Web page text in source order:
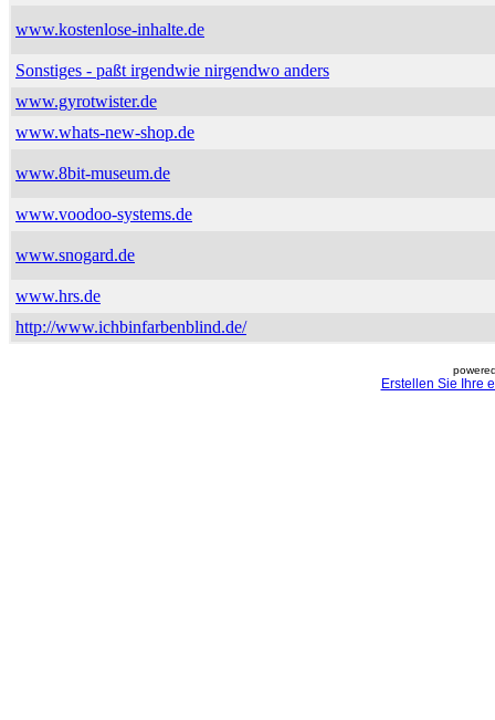
www.kostenlose-inhalte.de
Sonstiges - paßt irgendwie nirgendwo anders
www.gyrotwister.de
www.whats-new-shop.de
www.8bit-museum.de
www.voodoo-systems.de
www.snogard.de
www.hrs.de
http://www.ichbinfarbenblind.de/
Erstellen Sie Ihre